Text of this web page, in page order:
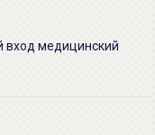
вход медицинский